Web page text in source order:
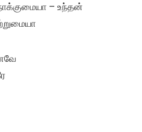
– உந்தன்